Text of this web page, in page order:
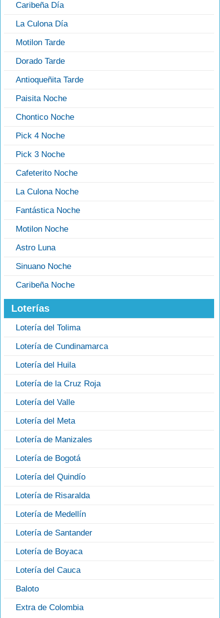
Caribeña Día
La Culona Día
Motilon Tarde
Dorado Tarde
Antioqueñita Tarde
Paisita Noche
Chontico Noche
Pick 4 Noche
Pick 3 Noche
Cafeterito Noche
La Culona Noche
Fantástica Noche
Motilon Noche
Astro Luna
Sinuano Noche
Caribeña Noche
Loterías
Lotería del Tolima
Lotería de Cundinamarca
Lotería del Huila
Lotería de la Cruz Roja
Lotería del Valle
Lotería del Meta
Lotería de Manizales
Lotería de Bogotá
Lotería del Quindío
Lotería de Risaralda
Lotería de Medellín
Lotería de Santander
Lotería de Boyaca
Lotería del Cauca
Baloto
Extra de Colombia